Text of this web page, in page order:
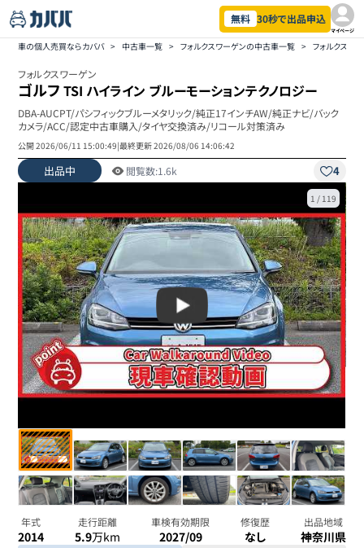
無料 30秒で出品申込
マイページ
車の個人売買ならカババ > 中古車一覧 > フォルクスワーゲンの中古車一覧 > フォルクスワ
フォルクスワーゲン
ゴルフ TSI ハイライン ブルーモーションテクノロジー
DBA-AUCPT/パシフィックブルーメタリック/純正17インチAW/純正ナビ/バック
カメラ/ACC/認定中古車購入/タイヤ交換済み/リコール対策済み
公開2026/06/11 15:00:49|最終更新2026/08/06 14:06:42
出品中 閲覧数:1.6k 4
1 / 119
年式
2014
走行距離
5.9万km
車検有効期限
2027/09
修復歴
なし
出品地域
神奈川県